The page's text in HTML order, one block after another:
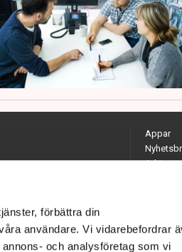
förbättra din
användare. Vi vidarebefordrar
och analysföretag som vi
Appar
Arkiv